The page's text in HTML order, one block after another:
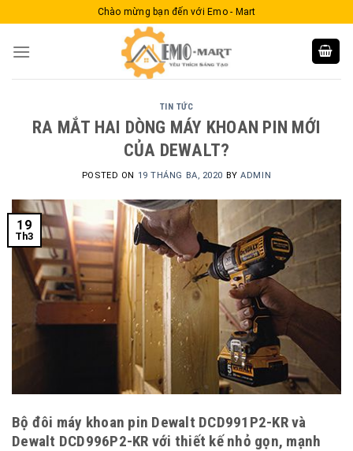
to
Chào mừng bạn đến với Emo - Mart
TIN TỨC
RA MẮT HAI DÒNG MÁY KHOAN PIN MỚI
CỦA DEWALT?
POSTED ON 19 THÁNG BA, 2020 BYADMIN
19
Th3
Bộ đôi máy khoan pin Dewalt DCD991P2-KR và
Dewalt DCD996P2-KR với thiết kế nhỏ gọn, mạnh